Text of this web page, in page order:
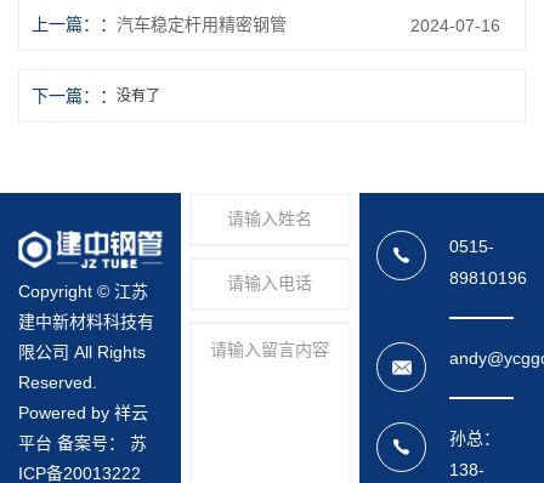
上一篇： 汽车稳定杆用精密钢管 2024-07-16
下一篇： 没有了
Copyright © 江苏
建中新材料科技有
限公司 All Rights
Reserved.
Powered by 祥云
平台 备案号： 苏
ICP备20013222
0515-
89810196
孙总：
138-